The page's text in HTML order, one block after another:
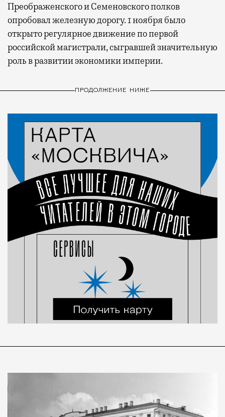
Преображенского и Семеновского полков
опробовал железную дорогу. 1 ноября было
открыто регулярное движение по первой
российской магистрали, сыгравшей значительную
роль в развитии экономики империи.
ПРОДОЛЖЕНИЕ НИЖЕ